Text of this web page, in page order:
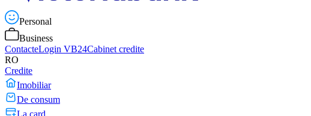
Personal
Business
ContacteLogin VB24Cabinet credite
RO
Credite
Imobiliar
De consum
La card